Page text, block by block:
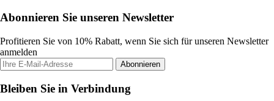
Abonnieren Sie unseren Newsletter
Profitieren Sie von 10% Rabatt, wenn Sie sich für unseren Newsletter
anmelden
Abonnieren
Bleiben Sie in Verbindung